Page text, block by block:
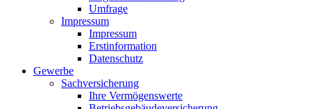
Umfrage
Impressum
Impressum
Erstinformation
Datenschutz
Gewerbe
Sachversicherung
Ihre Vermögenswerte